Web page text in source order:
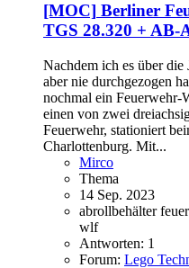
[MOC] Berliner
TGS 28.320 + AB-
Nachdem ich es über die
aber nie durchgezogen
nochmal ein Feuerwehr-
einen von zwei
Feuerwehr, stationiert
Charlottenburg. Mit...
Mirco
Thema
14 Sep. 2023
abrollbehälter
wlf
Antworten: 1
Forum: Lego